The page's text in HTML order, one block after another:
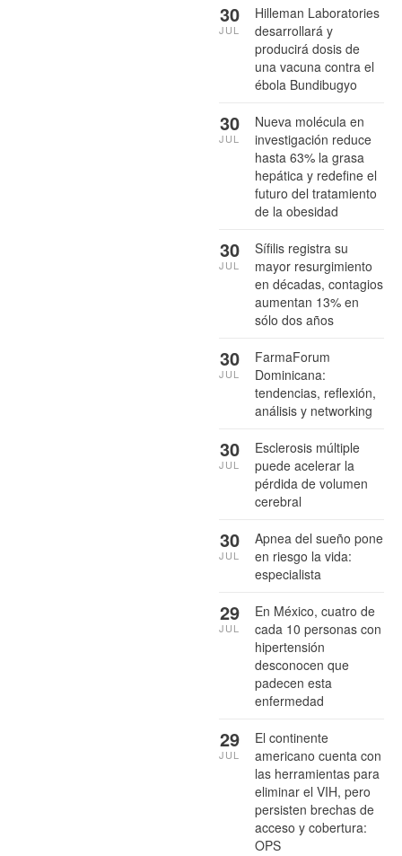
Hilleman Laboratories
desarrollará y
producirá dosis de
una vacuna contra el
ébola Bundibugyo
30
JUL
Nueva molécula en
investigación reduce
hasta 63% la grasa
hepática y redefine el
futuro del tratamiento
de la obesidad
30
JUL
Sífilis registra su
mayor resurgimiento
en décadas, contagios
aumentan 13% en
sólo dos años
30
JUL
FarmaForum
Dominicana:
tendencias, reflexión,
análisis y networking
30
JUL
Esclerosis múltiple
puede acelerar la
pérdida de volumen
cerebral
30
JUL
Apnea del sueño pone
en riesgo la vida:
especialista
30
JUL
En México, cuatro de
cada 10 personas con
hipertensión
desconocen que
padecen esta
enfermedad
29
JUL
El continente
americano cuenta con
las herramientas para
eliminar el VIH, pero
persisten brechas de
acceso y cobertura:
OPS
29
JUL